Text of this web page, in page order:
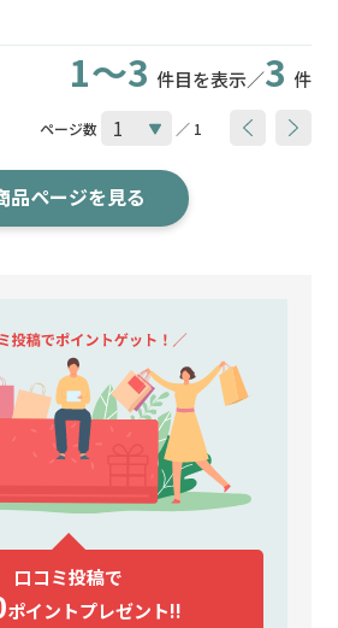
1～3 件目を表示／3 件
ページ数 ／ 1
品ページを見る
口コミ投稿で
ポイントプレゼント!!